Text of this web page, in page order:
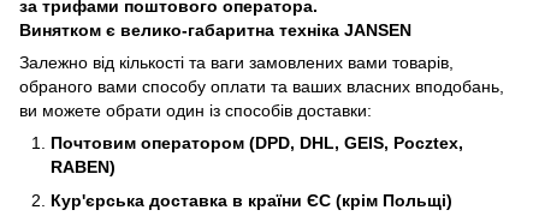
за трифами поштового оператора.
Винятком є велико-габаритна техніка JANSEN
Залежно від кількості та ваги замовлених вами товарів,
обраного вами способу оплати та ваших власних вподобань,
ви можете обрати один із способів доставки:
Почтовим оператором (DPD, DHL, GEIS, Pocztex,
RABEN)
Кур'єрська доставка в країни ЄС (крім Польщі)